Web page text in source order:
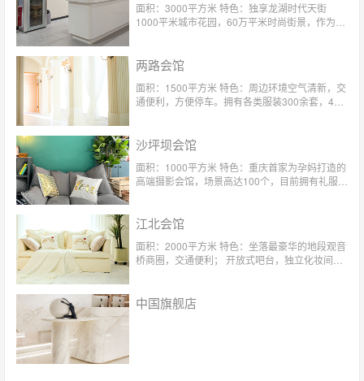
面积：3000平方米 特色：独享龙湖时代天街
1000平米城市花园，60万平米时尚街景，作为玛
儿童天堂定制礼服，每季度更新。
两路会馆
面积：1500平方米 特色：周边环境空气清新，交
通便利，方便停车。拥有各类服装300余套，4对
沙坪坝会馆
面积：1000平方米 特色：重庆首家为孕妈打造的
高端摄影会馆，场景高达100个，目前拥有礼服
江北会馆
面积：2000平方米 特色：坐落最豪华的地段观音
桥商圈，交通便利； 开放式吧台，独立化妆间，
毒；
中国旗舰店